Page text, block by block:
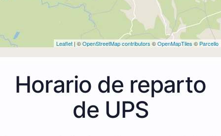
Leaflet | ©OpenStreetMap contributors ©OpenMapTiles © Parcello
Horario de reparto
de UPS